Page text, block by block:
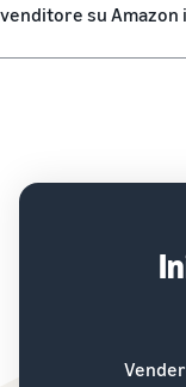
venditore su Amazon